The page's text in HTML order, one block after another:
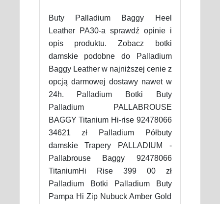
Buty Palladium Baggy Heel
Leather PA30-a sprawdź opinie i
opis produktu. Zobacz botki
damskie podobne do Palladium
Baggy Leather w najniższej cenie z
opcją darmowej dostawy nawet w
24h. Palladium Botki Buty
Palladium PALLABROUSE
BAGGY Titanium Hi-rise 92478066
34621 zł Palladium Półbuty
damskie Trapery PALLADIUM -
Pallabrouse Baggy 92478066
TitaniumHi Rise 399 00 zł
Palladium Botki Palladium Buty
Pampa Hi Zip Nubuck Amber Gold